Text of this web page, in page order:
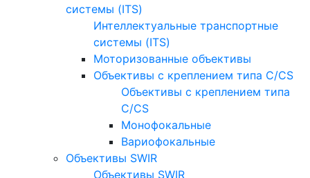
системы (ITS)
Интеллектуальные транспортные
системы (ITS)
Моторизованные объективы
Объективы с креплением типа C/CS
Объективы с креплением типа
C/CS
Монофокальные
Вариофокальные
Объективы SWIR
Объективы SWIR